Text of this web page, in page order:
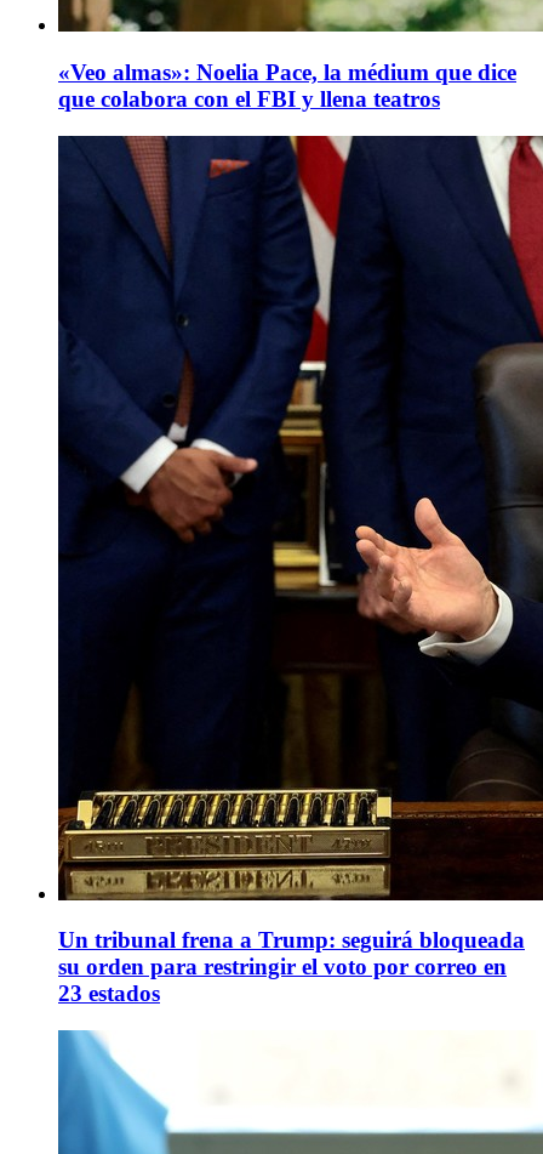
«Veo almas»: Noelia Pace, la médium que dice
que colabora con el FBI y llena teatros
Un tribunal frena a Trump: seguirá bloqueada
su orden para restringir el voto por correo en
23 estados